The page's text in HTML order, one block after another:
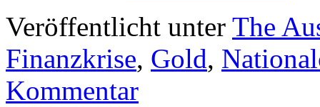
Veröffentlicht unter The
Finanzkrise, Gold,
Kommentar